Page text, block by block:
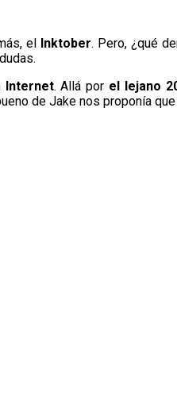
el Inktober. Pero, ¿qué
Internet. Allá por el lejano
de Jake nos proponía